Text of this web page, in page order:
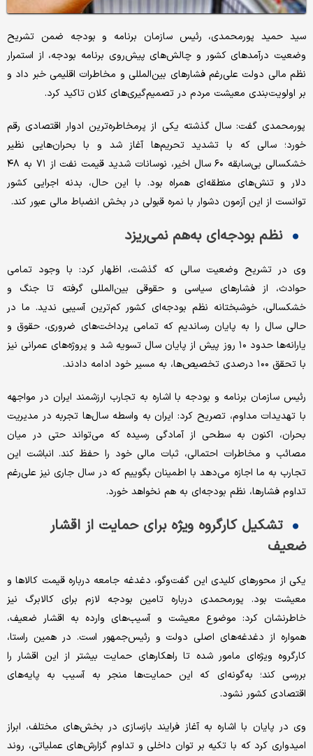
سید حمید پورمحمدی، رئیس سازمان برنامه و بودجه ضمن تشریح
وضعیت درآمدهای کشور و چالش‌های پیش‌روی برنامه بودجه، از استمرار
نظم مالی دولت علی‌رغم فشارهای بین‌المللی و مخاطرات اقلیمی خبر داد و
بر اولویت‌بندی معیشت مردم در تصمیم‌گیری‌های کلان تاکید کرد.
پورمحمدی گفت: سال گذشته یکی از پرمخاطره‌ترین ادوار اقتصادی رقم
خورد؛ سالی که با تشدید تحریم‌ها آغاز شد و با بحران‌هایی نظیر
خشکسالی بی‌سابقه ۶۰ سال اخیر، نوسانات شدید قیمت نفت از ۷۱ به ۴۸
دلار و تنش‌های منطقه‌ای همراه بود. با این حال، بدنه اجرایی کشور
توانست از این آزمون دشوار با نمره قبولی در بخش انضباط مالی عبور کند.
نظم بودجه‌ای به‌هم نمی‌ریزد
وی در تشریح وضعیت سالی که گذشت، اظهار کرد: با وجود تمامی
حوادث، از فشارهای سیاسی و حقوقی بین‌المللی گرفته تا جنگ و
خشکسالی، خوشبختانه نظم بودجه‌ای کشور کم‌ترین آسیبی ندید. ما در
حالی سال را به پایان رساندیم که تمامی پرداخت‌های ضروری، حقوق و
یارانه‌ها حدود ۱۰ روز پیش از پایان سال تسویه شد و پروژه‌های عمرانی نیز
با تحقق ۱۰۰ درصدی تخصیص‌ها، به مسیر خود ادامه دادند.
رئیس سازمان برنامه و بودجه با اشاره به تجارب ارزشمند ایران در مواجهه
با تهدیدات مداوم، تصریح کرد: ایران به واسطه سال‌ها تجربه در مدیریت
بحران، اکنون به سطحی از آمادگی رسیده که می‌تواند حتی در میان
مصائب و مخاطرات احتمالی، ثبات مالی خود را حفظ کند. انباشت این
تجارب به ما اجازه می‌دهد با اطمینان بگوییم که در سال جاری نیز علی‌رغم
تداوم فشارها، نظم بودجه‌ای به هم نخواهد خورد.
تشکیل کارگروه ویژه برای حمایت از اقشار
ضعیف
یکی از محورهای کلیدی این گفت‌وگو، دغدغه جامعه درباره قیمت کالاها و
معیشت بود. پورمحمدی درباره تامین بودجه لازم برای کالابرگ نیز
خاطرنشان کرد: موضوع معیشت و آسیب‌های وارده به اقشار ضعیف،
همواره از دغدغه‌های اصلی دولت و رئیس‌جمهور است. در همین راستا،
کارگروه ویژه‌ای مامور شده تا راهکارهای حمایت بیشتر از این اقشار را
بررسی کند؛ به‌گونه‌ای که این حمایت‌ها منجر به آسیب به پایه‌های
اقتصادی کشور نشود.
وی در پایان با اشاره به آغاز فرایند بازسازی در بخش‌های مختلف، ابراز
امیدواری کرد که با تکیه بر توان داخلی و تداوم گزارش‌های عملیاتی، روند